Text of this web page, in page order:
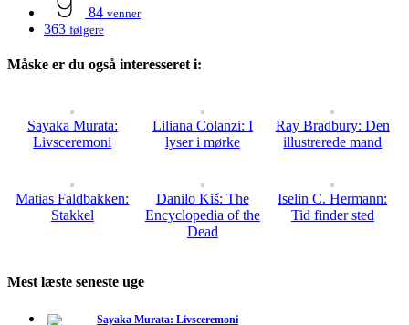
84 venner
363 følgere
Måske er du også interesseret i:
Sayaka Murata:
Livsceremoni
Liliana Colanzi: I
lyser i mørke
Ray Bradbury: Den
illustrerede mand
Matias Faldbakken:
Stakkel
Danilo Kiš: The
Encyclopedia of the
Dead
Iselin C. Hermann:
Tid finder sted
Mest læste seneste uge
Sayaka Murata: Livsceremoni